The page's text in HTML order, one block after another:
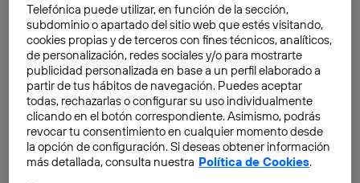
7 herramientas europeas para
administrar contraseñas
Los propios dispositivos o buscadores hacen esta
tarea de guardar y autocompletar contraseñas. Sin
embargo, si queremosaumentar nuestra seguridad
tener nuestras
contraseñas bien respaldadas
Telefónica puede utilizar, en función de la sección,
subdominio o apartado del sitio web que estés visitando,
cookies propias y de terceros con fines técnicos, analíticos,
de personalización, redes sociales y/o para mostrarte
publicidad personalizada en base a un perfil elaborado a
partir de tus hábitos de navegación. Puedes aceptar
todas, rechazarlas o configurar su uso individualmente
clicando en el botón correspondiente. Asimismo, podrás
revocar tu consentimiento en cualquier momento desde
la opción de configuración. Si deseas obtener información
más detallada, consulta nuestra Política de Cookies.